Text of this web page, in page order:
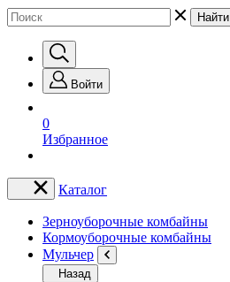
Найти
Войти
0
Избранное
Каталог
Зерноуборочные комбайны
Кормоуборочные комбайны
Мульчер
Назад